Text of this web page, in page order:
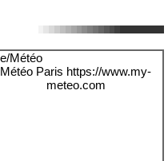
Météo Paris https://www.my-
meteo.com